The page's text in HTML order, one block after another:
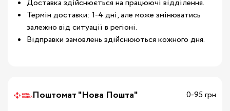
Доставка здійснюється на працюючі відділення.
Термін доставки: 1-4 дні, але може змінюватись
залежно від ситуації в регіоні.
Відправки замовлень здійснюються кожного дня.
Поштомат "Нова Пошта"
0-95 грн